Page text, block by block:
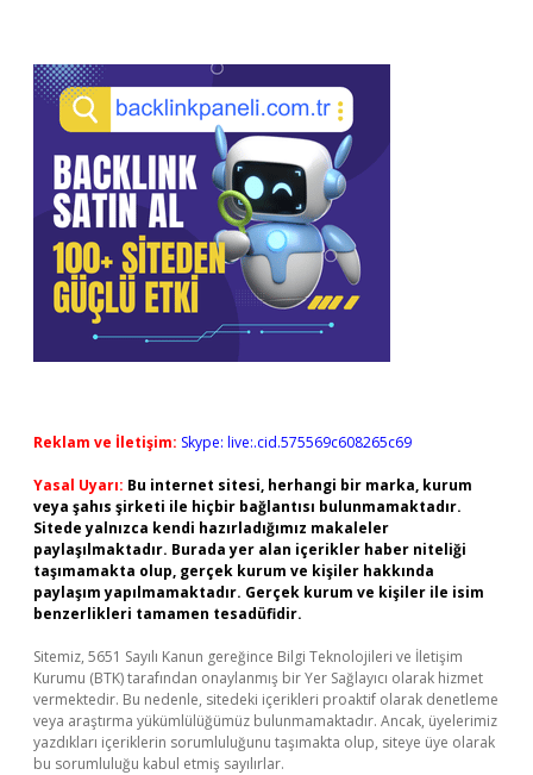
Reklam ve İletişim: Skype: live:.cid.575569c608265c69
Yasal Uyarı: Bu internet sitesi, herhangi bir marka, kurum
veya şahıs şirketi ile hiçbir bağlantısı bulunmamaktadır.
Sitede yalnızca kendi hazırladığımız makaleler
paylaşılmaktadır. Burada yer alan içerikler haber niteliği
taşımamakta olup, gerçek kurum ve kişiler hakkında
paylaşım yapılmamaktadır. Gerçek kurum ve kişiler ile isim
benzerlikleri tamamen tesadüfidir.
Sitemiz, 5651 Sayılı Kanun gereğince Bilgi Teknolojileri ve İletişim
Kurumu (BTK) tarafından onaylanmış bir Yer Sağlayıcı olarak hizmet
vermektedir. Bu nedenle, sitedeki içerikleri proaktif olarak denetleme
veya araştırma yükümlülüğümüz bulunmamaktadır. Ancak, üyelerimiz
yazdıkları içeriklerin sorumluluğunu taşımakta olup, siteye üye olarak
bu sorumluluğu kabul etmiş sayılırlar.